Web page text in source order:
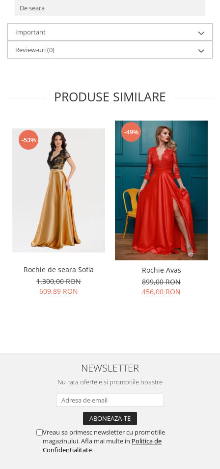
De seara
Important
Review-uri(0)
PRODUSE SIMILARE
-53%
Rochie de seara Sofia
1.300,00 RON
609,89 RON
-49%
Rochie Avas
899,00 RON
456,00 RON
NEWSLETTER
Nu rata ofertele si promotiile noastre
Vreau sa primesc newsletter cu promotiile
magazinului. Afla mai multe in Politica de
Confidentialitate